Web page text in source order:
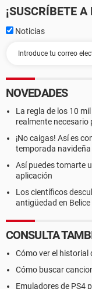
¡SUSCRÍBETE
Noticias
NOVEDADES
La regla de los 10
realmente necesario
¡No caigas! Así es
temporada navideña
Así puedes tomarte
aplicación
Los científicos
antigüedad en Belice
CONSULTA
Cómo ver el
Cómo buscar
Emuladores de PS4